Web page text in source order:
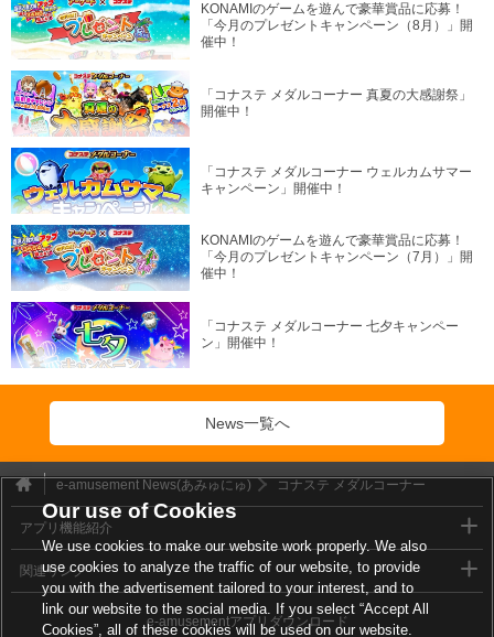
KONAMIのゲームを遊んで豪華賞品に応募！
「今月のプレゼントキャンペーン（8月）」開
催中！
「コナステ メダルコーナー 真夏の大感謝祭」
開催中！
「コナステ メダルコーナー ウェルカムサマー
キャンペーン」開催中！
KONAMIのゲームを遊んで豪華賞品に応募！
「今月のプレゼントキャンペーン（7月）」開
催中！
「コナステ メダルコーナー 七夕キャンペー
ン」開催中！
News一覧へ
e-amusement News(あみゅにゅ) コナステ メダルコーナー
アプリ機能紹介
関連リンク
e-amusementアプリダウンロード
Our use of Cookies
We use cookies to make our website work properly. We also
use cookies to analyze the traffic of our website, to provide
you with the advertisement tailored to your interest, and to
link our website to the social media. If you select “Accept All
Cookies”, all of these cookies will be used on our website.